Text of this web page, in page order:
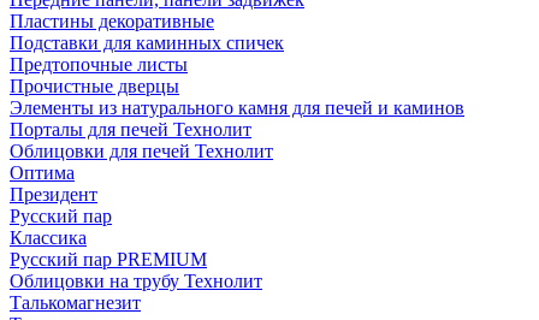
Пластины декоративные
Подставки для каминных спичек
Предтопочные листы
Прочистные дверцы
Элементы из натурального камня для печей и каминов
Порталы для печей Технолит
Облицовки для печей Технолит
Оптима
Президент
Русский пар
Классика
Русский пар PREMIUM
Облицовки на трубу Технолит
Талькомагнезит